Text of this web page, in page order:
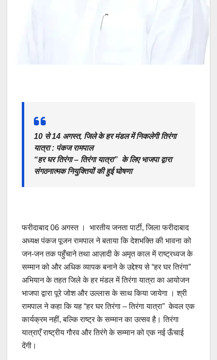
10 से 14 अगस्त, जिले के हर मंडल में निकलेगी तिरंगा
यात्रा : पंकज रामपाल
“हर घर तिरंगा – तिरंगा यात्रा” के लिए भाजपा द्वारा
संगठनात्मक नियुक्तियों की हुई घोषणा
फरीदाबाद 06 अगस्त । भारतीय जनता पार्टी, जिला फरीदाबाद
अध्यक्ष पंकज पूजन रामपाल ने बताया कि देशभक्ति की भावना को
जन-जन तक पहुँचाने तथा आज़ादी के अमृत काल में राष्ट्रध्वज के
सम्मान को और अधिक व्यापक बनाने के उद्देश्य से “हर घर तिरंगा”
अभियान के तहत जिले के हर मंडल में तिरंगा यात्रा का आयोजन
भाजपा द्वारा पूरे जोश और उल्लास के साथ किया जायेगा । श्री
रामपाल ने कहा कि यह “हर घर तिरंगा – तिरंगा यात्रा” केवल एक
कार्यक्रम नहीं, बल्कि राष्ट्र के सम्मान का उत्सव है। तिरंगा
यात्राएँ राष्ट्रीय गौरव और तिरंगे के सम्मान को एक नई ऊँचाई
देंगी।